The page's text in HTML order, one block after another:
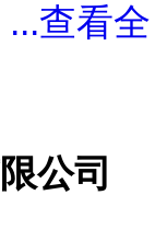
...查看全
公司